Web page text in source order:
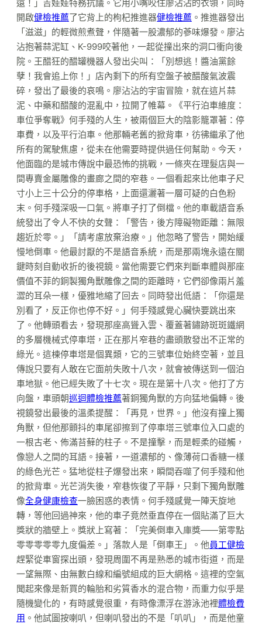
遠！」吉娃娃特務抗議。它用小嘴咬住廖沾沾的衣領，同時
開啟健檢推薦了它背上的枸杞推進器健檢推薦 。推進器發出
「滋滋」的輕微煎煮聲，伴隨著一股濃郁的蔘味爆發。廖沾
沾抱著蒜泥缸、K-999咬著他，一起從撞出來的洞口衝向後
院。王醋狂的醋罐機器人發出尖叫：「別想逃！醬油黨餘
孽！我會追上你！」店內剩下的所有空盤子被醋酸氣波震
碎，發出了最後的哀鳴。廖沾沾的宇宙冒險，就在這片蒜
泥、中藥和醋酸的混亂中，拉開了帷幕。《平行泊車維度：
車位爭奪戰》何手殘的人生，被兩個巨大的陰影籠罩著：停
車費，以及平行泊車。他那輛老舊的掀背車，彷彿繼承了他
所有的駕駛焦慮，從未在他需要時提供過任何幫助。今天，
他面臨的是城市傳說中最恐怖的挑戰，一條夾在理髮店與一
間專賣金屬雕像的畫廊之間的窄巷。一個看起來比他車子尺
寸小上三十公分的停車格，上面還灑著一層可疑的白色粉
末。何手殘深吸一口氣。將車子打了倒檔。他的車載語音系
統發出了令人不快的女聲：「警告，後方障礙物距離：無限
趨近於零。」「請考慮放棄治療。」他忽略了警告，開始緩
慢地倒車。他最討厭的不是語音系統，而是那兩塊永遠在關
鍵時刻自動收折的後視鏡。當他需要它們來判斷車體與那座
價值不菲的銅製獨角獸雕像之間的距離時，它們卻像兩片羞
澀的耳朵一樣，優雅地縮了回去。同時發出低語：「你還是
別看了，反正你也停不好。」何手殘感覺心臟快要跳出來
了。他轉頭看去，發現那座高聳入雲、覆蓋著鏽跡斑斑鐵網
的多層機械式停車塔，正在那片窄巷的盡頭散發出不正常的
綠光。這棟停車塔是個異類，它的三號車位始終空著，並且
傳說只要有人敢在它面前失敗十八次，就會被傳送到一個泊
車地獄。他已經失敗了十七次。現在是第十八次。他打了方
向盤，車頭朝巡迴體檢推薦著銅獨角獸的方向猛地偏轉。後
視鏡發出最後的溫柔提醒：「再見，世界。」他沒有撞上獨
角獸，但他那顫抖的車尾卻擦到了停車塔三號車位入口處的
一根古老、佈滿苔蘚的柱子。不是撞擊，而是輕柔的碰觸，
像戀人之間的耳語。接著，一道濃郁的、像薄荷口香糖一樣
的綠色光芒。猛地從柱子爆發出來，瞬間吞噬了何手殘和他
的掀背車。光芒消失後，窄巷恢復了平靜，只剩下獨角獸雕
像全身健康檢查一臉困惑的表情。何手殘感覺一陣天旋地
轉，等他回過神來，他的車子竟然垂直停在一個貼滿了巨大
獎狀的牆壁上。獎狀上寫著：「完美倒車入庫獎——第零點
零零零零零九度偏差。」落款人是「倒車王」。他員工健檢
趕緊從車窗探出頭，發現周圍不再是熟悉的城市街道，而是
一望無際、由無數白線和編號組成的巨大網格。這裡的空氣
聞起來像是新買的輪胎和劣質香水的混合物，而重力似乎是
隨機變化的，有時感覺很重，有時像漂浮在游泳池裡體檢費
用 。他試圖按喇叭，但喇叭發出的不是「叭叭」，而是他童